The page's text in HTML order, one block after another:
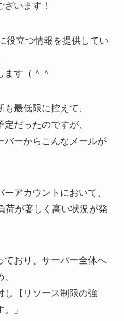
います！
役立つ情報を提供してい
ます（＾＾
最低限に控えて、
だったのですが、
バーからこんなメールが
ーアカウントにおいて、
荷が著しく高い状況が発
ており、サーバー全体へ
し【リソース制限の強
」